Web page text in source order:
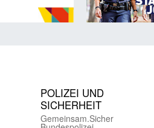
POLIZEI UND
SICHER­HEIT
Gemein­sam.Sicher